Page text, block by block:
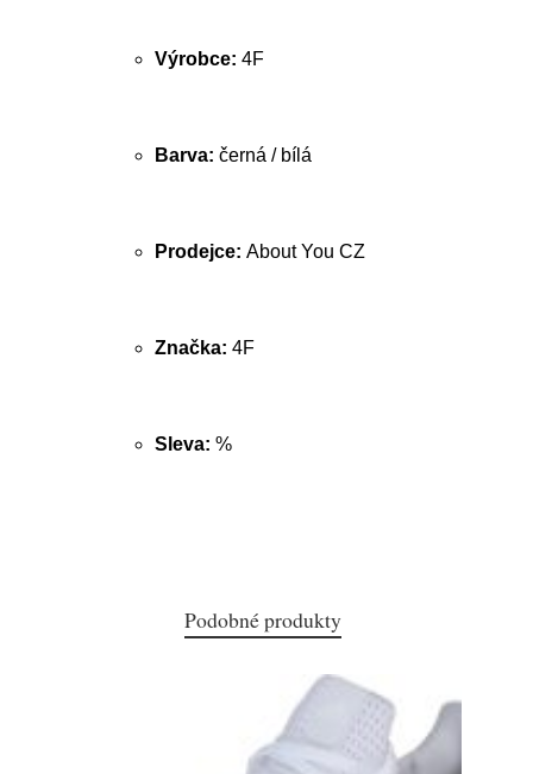
Výrobce: 4F
Barva: černá / bílá
Prodejce: About You CZ
Značka: 4F
Sleva: %
Podobné produkty